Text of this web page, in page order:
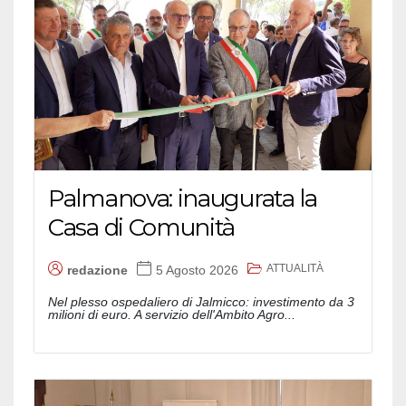
Palmanova: inaugurata la
Casa di Comunità
redazione 5 Agosto 2026 ATTUALITÀ
Nel plesso ospedaliero di Jalmicco: investimento da 3
milioni di euro. A servizio dell'Ambito Agro...